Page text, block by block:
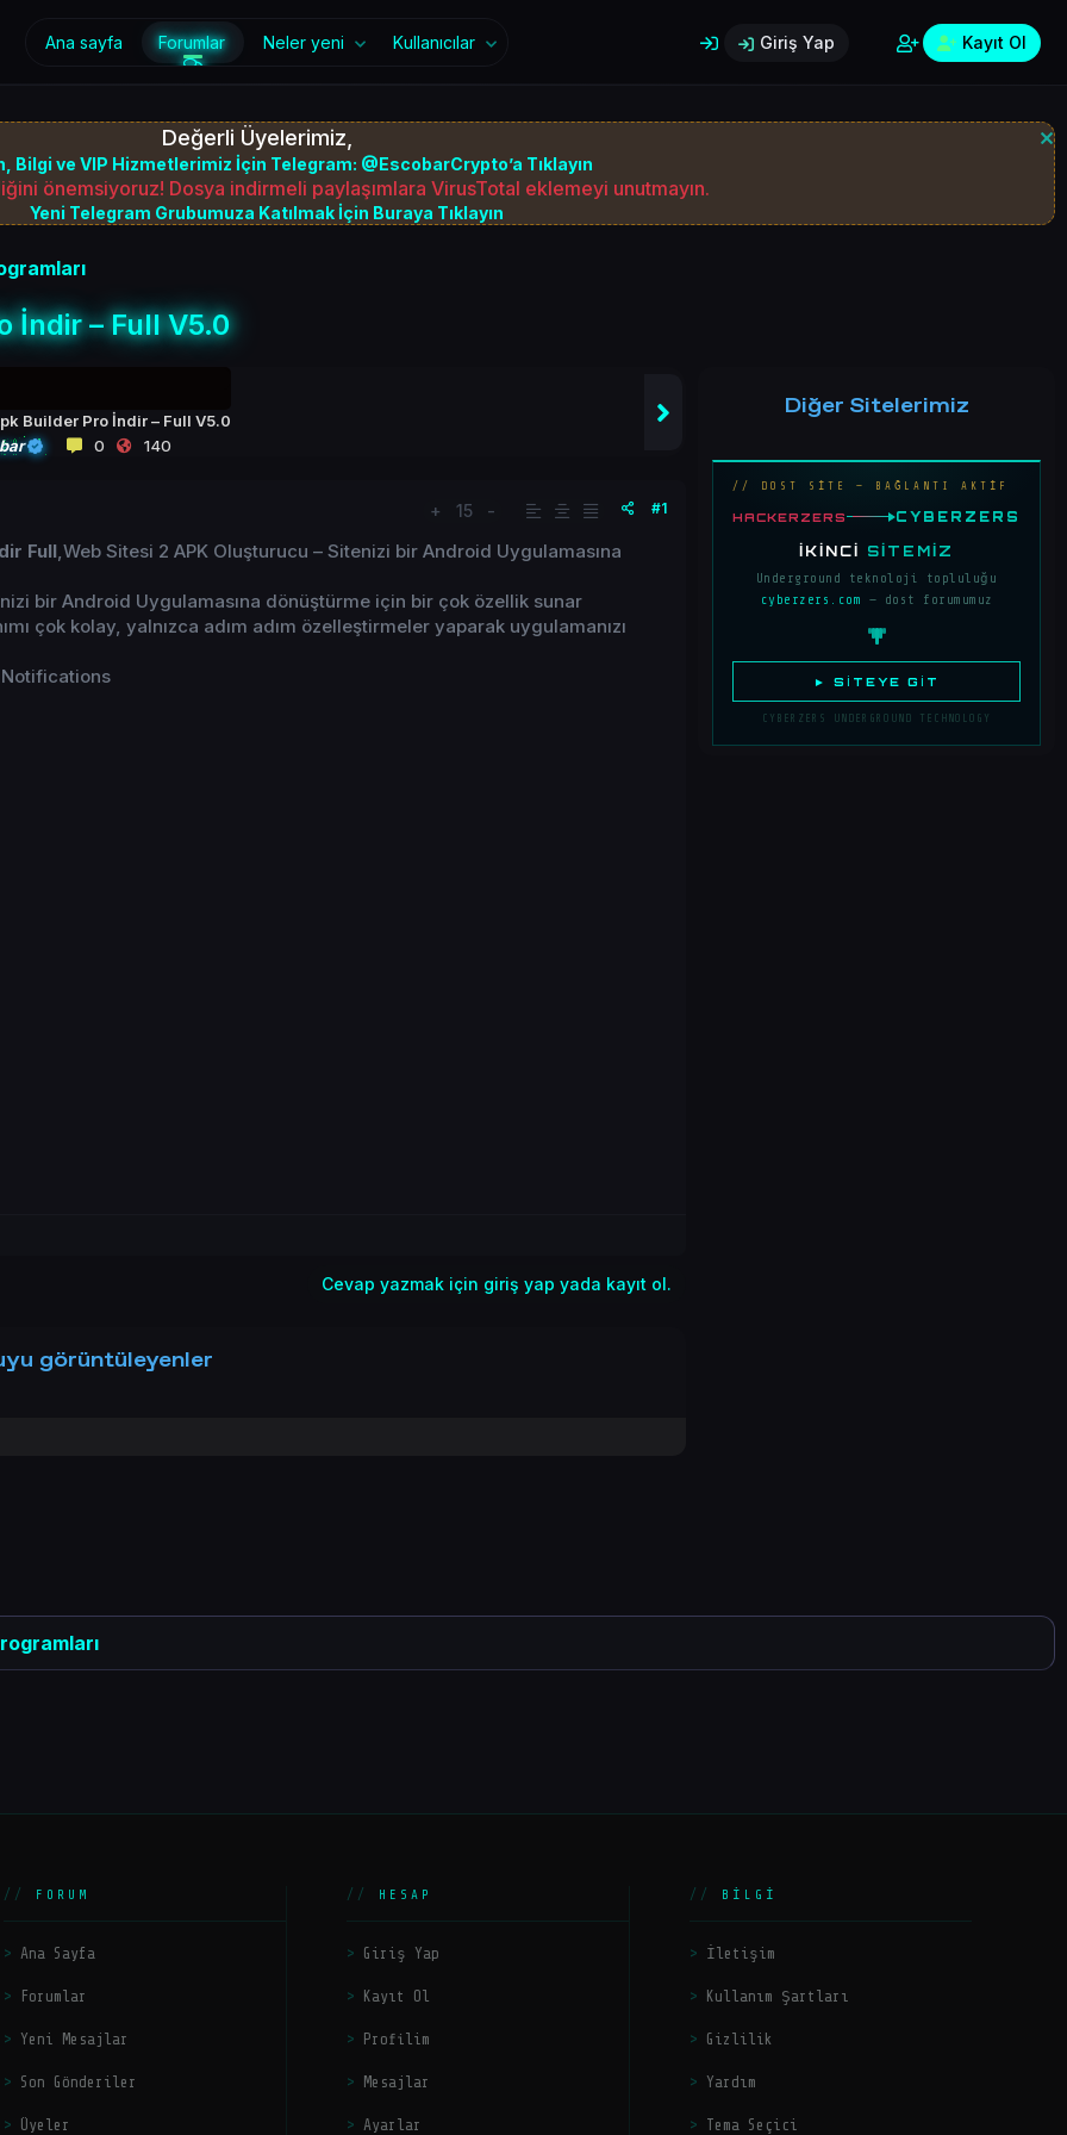
Ana sayfa Forumlar Neler yeni Kullanıcılar Giriş Yap Kayıt Ol
Değerli Üyelerimiz,
Bilgi ve VIP Hizmetlerimiz İçin Telegram: @EscobarCrypto’a Tıklayın
önemsiyoruz! Dosya indirmeli paylaşımlara VirusTotal eklemeyi unutmayın.
Yeni Telegram Grubumuza Katılmak İçin Buraya Tıklayın
İndir – Full V5.0
Builder Pro İndir – Full V5.0
0 140
+ 15 - #1
Full,Web Sitesi 2 APK Oluşturucu – Sitenizi bir Android Uygulamasına
bir Android Uygulamasına dönüştürme için bir çok özellik sunar
çok kolay, yalnızca adım adım özelleştirmeler yaparak uygulamanızı
Cevap yazmak için giriş yap yada kayıt ol.
görüntüleyenler
Diğer Sitelerimiz
// DOST SİTE — BAĞLANTI AKTİF
HACKERZERS CYBERZERS
İKINCI SITEMIZ
Underground teknoloji topluluğu
cyberzers.com — dost forumumuz
► SITEYE GIT
CYBERZERS UNDERGROUND TECHNOLOGY
FORUM
Ana Sayfa
Forumlar
Yeni Mesajlar
Son Gönderiler
Üyeler
HESAP
Giriş Yap
Kayıt Ol
Profilim
Mesajlar
Ayarlar
BILGI
İletişim
Kullanım Şartları
Gizlilik
Yardım
Tema Seçici